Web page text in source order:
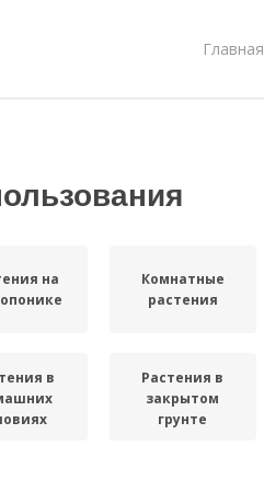
Главная
на
Комнатные
растения
в
Растения в
закрытом
грунте